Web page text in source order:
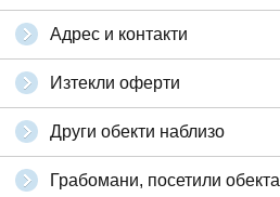
Адрес и контакти
Изтекли оферти
Други обекти наблизо
Грабомани, посетили обекта